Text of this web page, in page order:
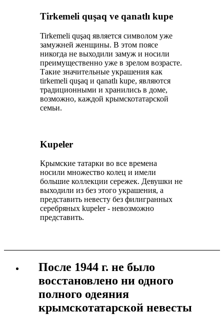
Tirkemeli quşaq ve qanatlı kuре
Tirkemeli quşaq является символом уже
замужней женщины. В этом поясе
никогда не выходили замуж и носили
преимущественно уже в зрелом возрасте.
Такие значительные украшения как
tirkemeli quşaq и qanatlı kuре, являются
традиционными и хранились в доме,
возможно, каждой крымскотатарской
семьи.
Kuрeler
Крымские татарки во все времена
носили множество колец и имели
большие коллекции сережек. Девушки не
выходили из без этого украшения, а
представить невесту без филигранных
серебряных kuрeler - невозможно
представить.
После 1944 г. не было
восстановлено ни одного
полного одеяния
крымскотатарской невесты